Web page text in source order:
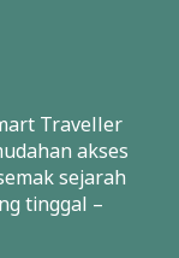
Traveller
akses
sejarah
tinggal –